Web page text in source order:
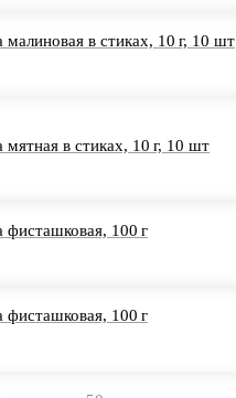
малиновая в стиках, 10 г, 10 шт
мятная в стиках, 10 г, 10 шт
фисташковая, 100 г
фисташковая, 100 г